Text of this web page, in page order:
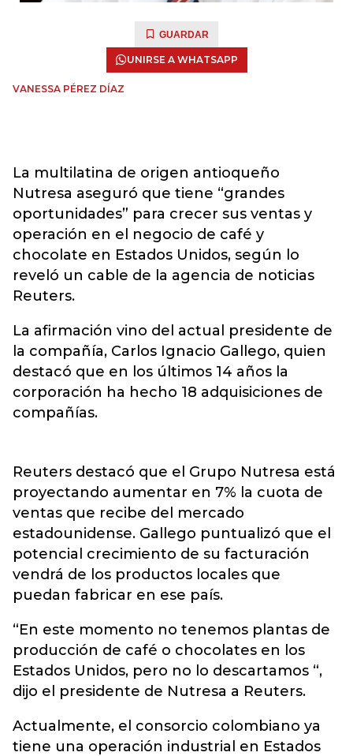
GUARDAR
UNIRSE A WHATSAPP
VANESSA PÉREZ DÍAZ
La multilatina de origen antioqueño
Nutresa aseguró que tiene “grandes
oportunidades” para crecer sus ventas y
operación en el negocio de café y
chocolate en Estados Unidos, según lo
reveló un cable de la agencia de noticias
Reuters.
La afirmación vino del actual presidente de
la compañía, Carlos Ignacio Gallego, quien
destacó que en los últimos 14 años la
corporación ha hecho 18 adquisiciones de
compañías.
Reuters destacó que el Grupo Nutresa está
proyectando aumentar en 7% la cuota de
ventas que recibe del mercado
estadounidense. Gallego puntualizó que el
potencial crecimiento de su facturación
vendrá de los productos locales que
puedan fabricar en ese país.
“En este momento no tenemos plantas de
producción de café o chocolates en los
Estados Unidos, pero no lo descartamos “,
dijo el presidente de Nutresa a Reuters.
Actualmente, el consorcio colombiano ya
tiene una operación industrial en Estados